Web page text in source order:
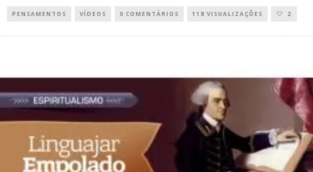
PENSAMENTOS VÍDEOS 0 COMENTÁRIOS 118 VISUALIZAÇÕES 2